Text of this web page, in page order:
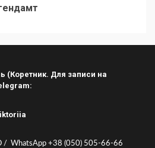
(Коретник. Для записи на
/ WhatsApp +38 (050) 505-66-66